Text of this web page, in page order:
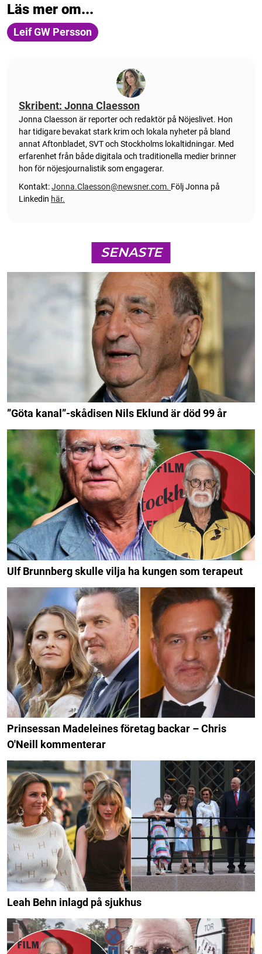
Läs mer om...
Leif GW Persson
Skribent: Jonna Claesson
Jonna Claesson är reporter och redaktör på Nöjeslivet. Hon
har tidigare bevakat stark krim och lokala nyheter på bland
annat Aftonbladet, SVT och Stockholms lokaltidningar. Med
erfarenhet från både digitala och traditionella medier brinner
hon för nöjesjournalistik som engagerar.
Kontakt:Jonna.Claesson@newsner.com. Följ Jonna på
Linkedin här.
SENASTE
”Göta kanal”-skådisen Nils Eklund är död 99 år
Ulf Brunnberg skulle vilja ha kungen som terapeut
Prinsessan Madeleines företag backar – Chris
O'Neill kommenterar
Leah Behn inlagd på sjukhus